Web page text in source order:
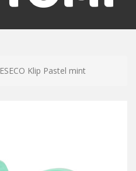
ESECO Klip Pastel mint